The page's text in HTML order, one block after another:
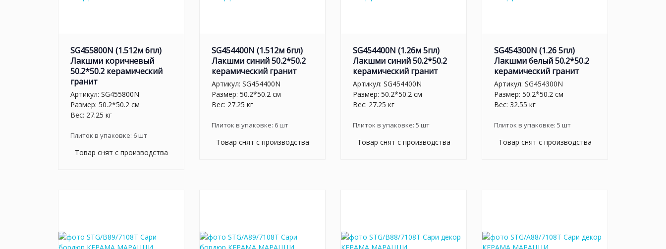
SG455800N (1.512м 6пл)
Лакшми коричневый
50.2*50.2 керамический
гранит
Артикул: SG455800N
Размер: 50.2*50.2 см
Вес: 27.25 кг
Плиток в упаковке: 6шт
Товар снят с производства
SG454400N (1.512м 6пл)
Лакшми синий 50.2*50.2
керамический гранит
Артикул: SG454400N
Размер: 50.2*50.2 см
Вес: 27.25 кг
Плиток в упаковке: 6шт
Товар снят с производства
SG454400N (1.26м 5пл)
Лакшми синий 50.2*50.2
керамический гранит
Артикул: SG454400N
Размер: 50.2*50.2 см
Вес: 27.25 кг
Плиток в упаковке: 5 шт
Товар снят с производства
SG454300N (1.26 5пл)
Лакшми белый 50.2*50.2
керамический гранит
Артикул: SG454300N
Размер: 50.2*50.2 см
Вес: 32.55 кг
Плиток в упаковке: 5 шт
Товар снят с производства